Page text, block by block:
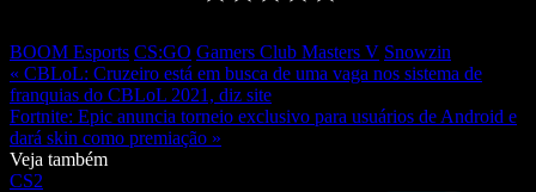
BOOM Esports CS:GO Gamers Club Masters V Snowzin
« CBLoL: Cruzeiro está em busca de uma vaga nos sistema de
franquias do CBLoL 2021, diz site
Fortnite: Epic anuncia torneio exclusivo para usuários de Android e
dará skin como premiação »
Veja também
CS2